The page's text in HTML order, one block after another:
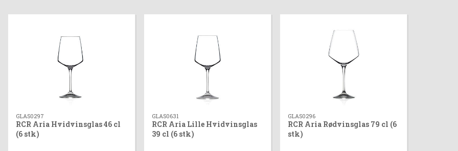
GLAS0297
RCR Aria Hvidvinsglas 46 cl
(6 stk)
GLAS0631
RCR Aria Lille Hvidvinsglas
39 cl (6 stk)
GLAS0296
RCR Aria Rødvinsglas 79 cl (6
stk)